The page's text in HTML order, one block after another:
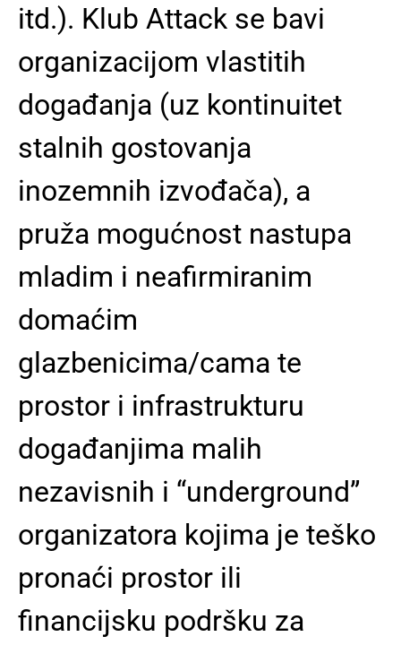
itd.). Klub Attack se bavi
organizacijom vlastitih
događanja (uz kontinuitet
stalnih gostovanja
inozemnih izvođača), a
pruža mogućnost nastupa
mladim i neafirmiranim
domaćim
glazbenicima/cama te
prostor i infrastrukturu
događanjima malih
nezavisnih i “underground”
organizatora kojima je teško
pronaći prostor ili
financijsku podršku za